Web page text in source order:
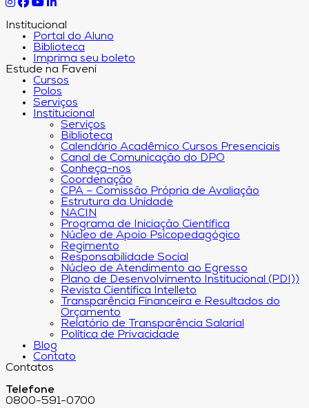
Institucional
Portal do Aluno
Biblioteca
Imprima seu boleto
Estude na Faveni
Cursos
Polos
Serviços
Institucional
Serviços
Biblioteca
Calendário Acadêmico Cursos Presenciais
Canal de Comunicação do DPO
Conheça-nos
Coordenação
CPA – Comissão Própria de Avaliação
Estrutura da Unidade
NACIN
Programa de Iniciação Científica
Núcleo de Apoio Psicopedagógico
Regimento
Responsabilidade Social
Núcleo de Atendimento ao Egresso
Plano de Desenvolvimento Institucional (PDI))
Revista Científica Intelleto
Transparência Financeira e Resultados do
Orçamento
Relatório de Transparência Salarial
Política de Privacidade
Blog
Contato
Contatos
Telefone
0800-591-0700